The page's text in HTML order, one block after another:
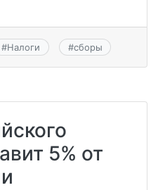
#Налоги #сборы
5% от